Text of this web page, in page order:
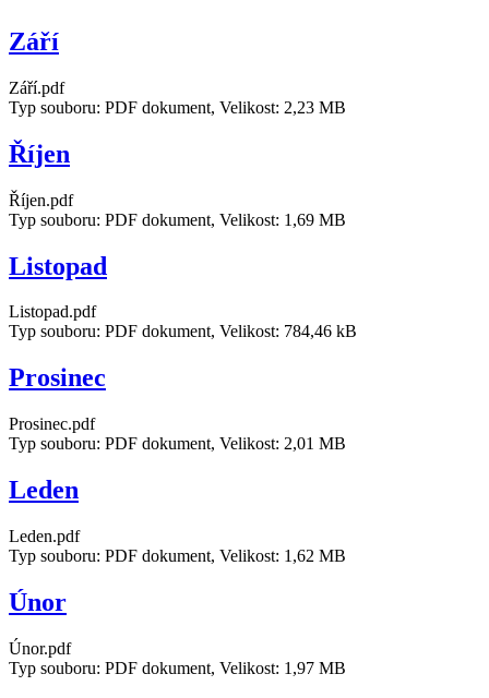
Září
Září.pdf
Typ souboru: PDF dokument, Velikost: 2,23 MB
Říjen
Říjen.pdf
Typ souboru: PDF dokument, Velikost: 1,69 MB
Listopad
Listopad.pdf
Typ souboru: PDF dokument, Velikost: 784,46 kB
Prosinec
Prosinec.pdf
Typ souboru: PDF dokument, Velikost: 2,01 MB
Leden
Leden.pdf
Typ souboru: PDF dokument, Velikost: 1,62 MB
Únor
Únor.pdf
Typ souboru: PDF dokument, Velikost: 1,97 MB